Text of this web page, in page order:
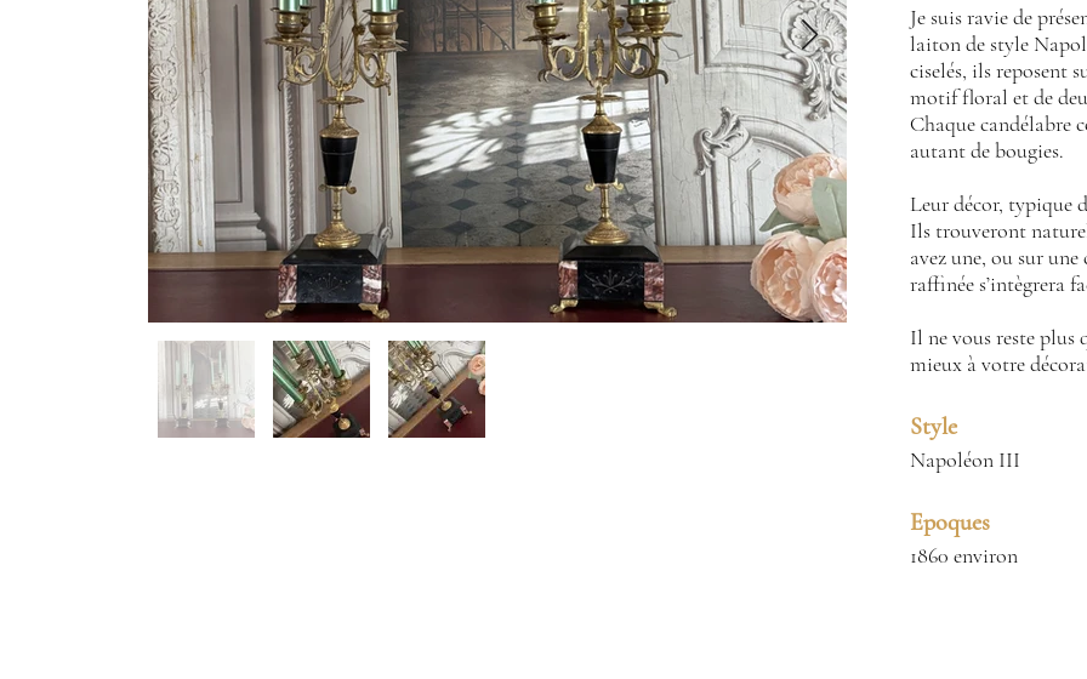
Je suis ravie de
laiton de style
ciselés, ils reposent
motif floral et de
Chaque candélabre
autant de bougies.
Leur décor, typique
Ils trouveront
avez une, ou sur
raffinée s’intègrera
Il ne vous reste plus
mieux à votre
Style
Napoléon III
Epoques
1860 environ